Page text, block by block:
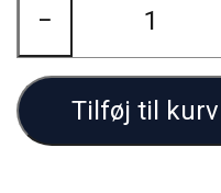
−
Tilføj til kurv